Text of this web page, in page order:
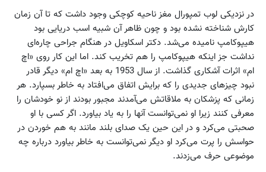
در نزدیکی لوب تمپورال مغز ناحیه کوچکی وجود داشت که تا آن زمان
کارش شناخته نشده بود و چون ظاهر آن شبیه اسب دریایی بود
هیپوکامپ نامیده می‌شد. دکتر اسکاویل در هنگام جراحی چاره‌ای
نداشت جز اینکه هیپوکامپ را هم تخریب کند. اما این کار روی «اچ
ام» اثرات آشکاری گذاشت. از سال 1953 به بعد «اچ ام» دیگر قادر
نبود چیزهای جدیدی را که برایش اتفاق می‌افتاد به خاطر بسپارد. هر
زمانی که پزشکان به ملاقاتش می‌آمدند مجبور بودند از نو خودشان را
معرفی کنند زیرا او نمی‌توانست آنها را به یاد بیاورد. اگر کسی با او
صحبتی می‌کرد و در این حین یک صدای بلند مانند به هم خوردن در
حواسش را پرت می‌کرد او دیگر نمی‌توانست به خاطر بیاورد درباره چه
موضوعی حرف می‌زدند.